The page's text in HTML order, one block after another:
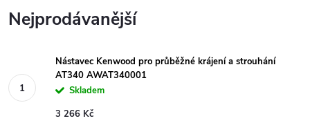
Nejprodávanější
Nástavec Kenwood pro průběžné krájení a strouhání
AT340 AWAT340001
Skladem
3 266 Kč